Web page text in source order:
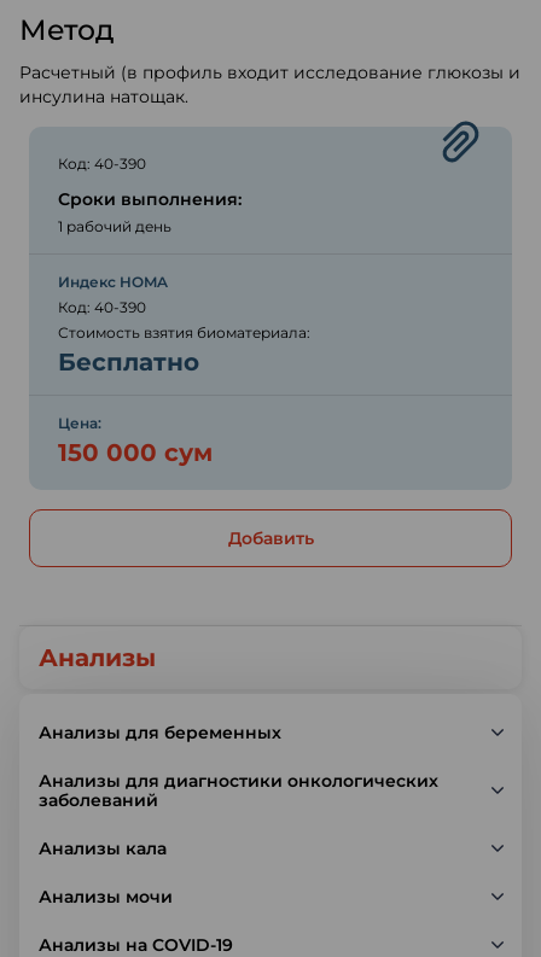
Анализы
Анализы для беременных
Анализы для диагностики онкологических
заболеваний
Анализы кала
Анализы мочи
Анализы на COVID-19
Метод
Расчетный (в профиль входит исследование глюкозы и
инсулина натощак.
Код: 40-390
Сроки выполнения:
1 рабочий день
Индекс HOMA
Код: 40-390
Стоимость взятия биоматериала:
Бесплатно
Цена:
150 000 сум
Добавить